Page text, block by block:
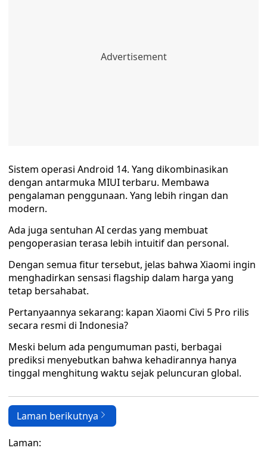
Sistem operasi Android 14. Yang dikombinasikan
dengan antarmuka MIUI terbaru. Membawa
pengalaman penggunaan. Yang lebih ringan dan
modern.
Ada juga sentuhan AI cerdas yang membuat
pengoperasian terasa lebih intuitif dan personal.
Dengan semua fitur tersebut, jelas bahwa Xiaomi ingin
menghadirkan sensasi flagship dalam harga yang
tetap bersahabat.
Pertanyaannya sekarang: kapan Xiaomi Civi 5 Pro rilis
secara resmi di Indonesia?
Meski belum ada pengumuman pasti, berbagai
prediksi menyebutkan bahwa kehadirannya hanya
tinggal menghitung waktu sejak peluncuran global.
Laman berikutnya
Laman: